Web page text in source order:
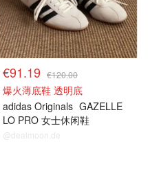
€91.19 €120.00
爆火薄底鞋 透明底
adidas Originals GAZELLE
LO PRO 女士休闲鞋
@dealmoon.de